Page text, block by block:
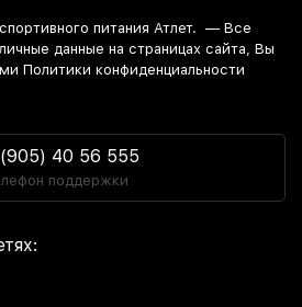
питания Атлет. — Все
данные на страницах сайта, Вы
Политики конфиденциальности
40 56 555
поддержки